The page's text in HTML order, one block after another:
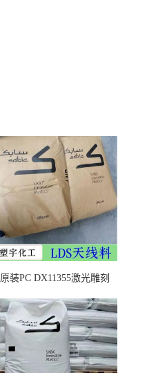
原装PC DX11355激光雕刻